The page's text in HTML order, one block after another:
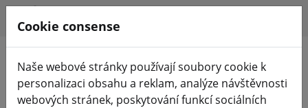
Hledat produkty
Cookie consense
Naše webové stránky používají soubory cookie k
personalizaci obsahu a reklam, analýze návštěvnosti
webových stránek, poskytování funkcí sociálních